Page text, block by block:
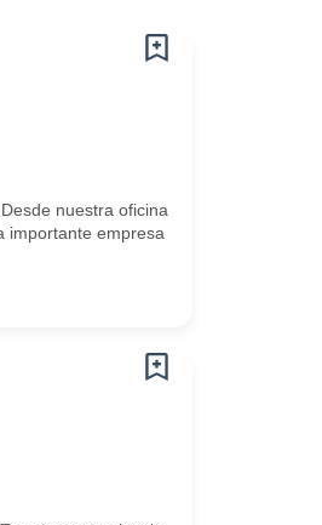
nuestra oficina
importante empresa